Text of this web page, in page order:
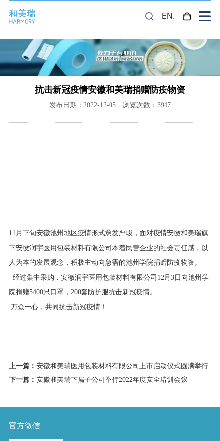
EN.
抗击新冠疫情安徽和美瑞捐赠防疫物资
发布日期：2022-12-05 浏览次数：3947
11月下旬安徽池州地区疫情形式愈发严峻，面对疫情安徽和美瑞旗
下安徽润宇医用包装材料有限公司本着民营企业的社会责任感，以
人为本的发展观念，积极主动向急需的池州学院捐赠防疫物资。
经过集中采购，安徽润宇医用包装材料有限公司12月3日向池州学
院捐赠5400只口罩，200套防护服抗击新冠疫情。
万众一心，共同抗击新冠疫情！
上一篇： 安徽和美瑞医用包装材料有限公司上市启动仪式圆满举行
下一篇： 安徽和美瑞下属子公司举行2022年度安全培训会议
官方微信